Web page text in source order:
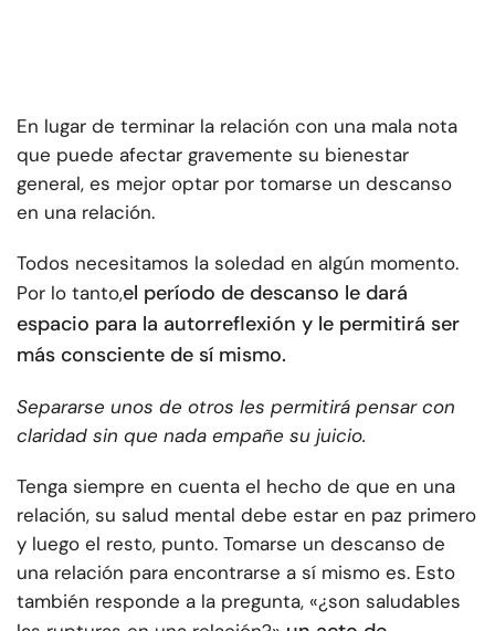
En lugar de terminar la relación con una mala nota
que puede afectar gravemente su bienestar
general, es mejor optar por tomarse un descanso
en una relación.
Todos necesitamos la soledad en algún momento.
Por lo tanto,el período de descanso le dará
espacio para la autorreflexión y le permitirá ser
más consciente de sí mismo.
Separarse unos de otros les permitirá pensar con
claridad sin que nada empañe su juicio.
Tenga siempre en cuenta el hecho de que en una
relación, su salud mental debe estar en paz primero
y luego el resto, punto. Tomarse un descanso de
una relación para encontrarse a sí mismo es. Esto
también responde a la pregunta, «¿son saludables